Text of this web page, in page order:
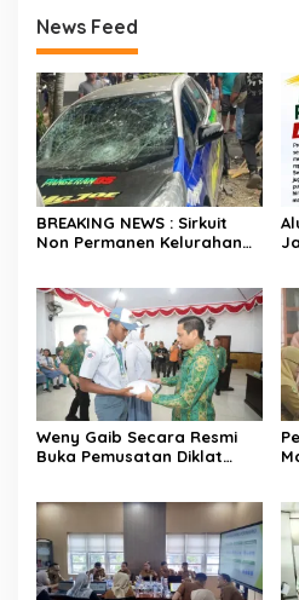
News Feed
BREAKING NEWS : Sirkuit
Non Permanen Kelurahan
Tabrak Penonton
Weny Gaib Secara Resmi
Buka Pemusatan Diklat